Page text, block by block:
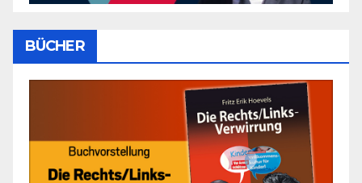
BÜCHER